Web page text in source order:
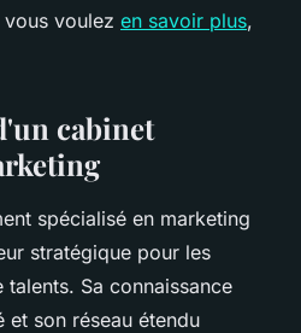
voulez en savoir plus,
cabinet
spécialisé en marketing
stratégique pour les
Sa connaissance
son réseau étendu